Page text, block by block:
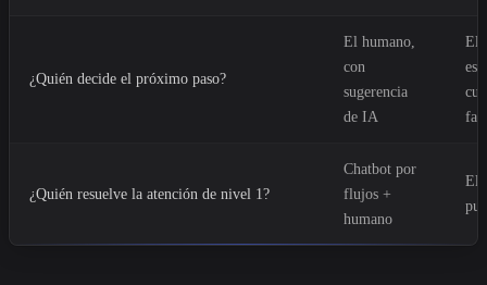
¿Quién decide el próximo paso?
El humano,
con
sugerencia
de IA
El
¿Quién resuelve la atención de nivel 1?
Chatbot por
flujos +
humano
El